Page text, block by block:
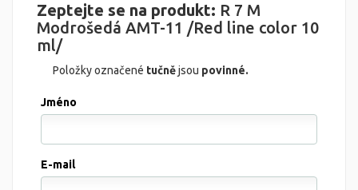
Zeptejte se na produkt: R 7 M
Modrošedá AMT-11 /Red line color 10
ml/
Položky označené tučnějsou povinné.
Jméno
E-mail